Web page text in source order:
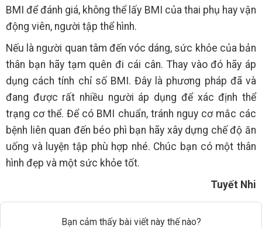
BMI để đánh giá, không thể lấy BMI của thai phụ hay vận
động viên, người tập thể hình.
Nếu là người quan tâm đến vóc dáng, sức khỏe của bản
thân bạn hãy tạm quên đi cái cân. Thay vào đó hãy áp
dụng cách tính chỉ số BMI. Đây là phương pháp đã và
đang được rất nhiều người áp dụng để xác định thể
trạng cơ thể. Để có BMI chuẩn, tránh nguy cơ mắc các
bệnh liên quan đến béo phì bạn hãy xây dựng chế độ ăn
uống và luyện tập phù hợp nhé. Chúc bạn có một thân
hình đẹp và một sức khỏe tốt.
Tuyết Nhi
Bạn cảm thấy bài viết này thế nào?